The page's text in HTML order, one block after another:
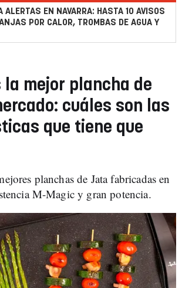
ALERTAS EN NAVARRA: HASTA 10 AVISOS
POR CALOR, TROMBAS DE AGUA Y
la mejor plancha de
cuáles son las
que tiene que
planchas de Jata fabricadas en
M-Magic y gran potencia.